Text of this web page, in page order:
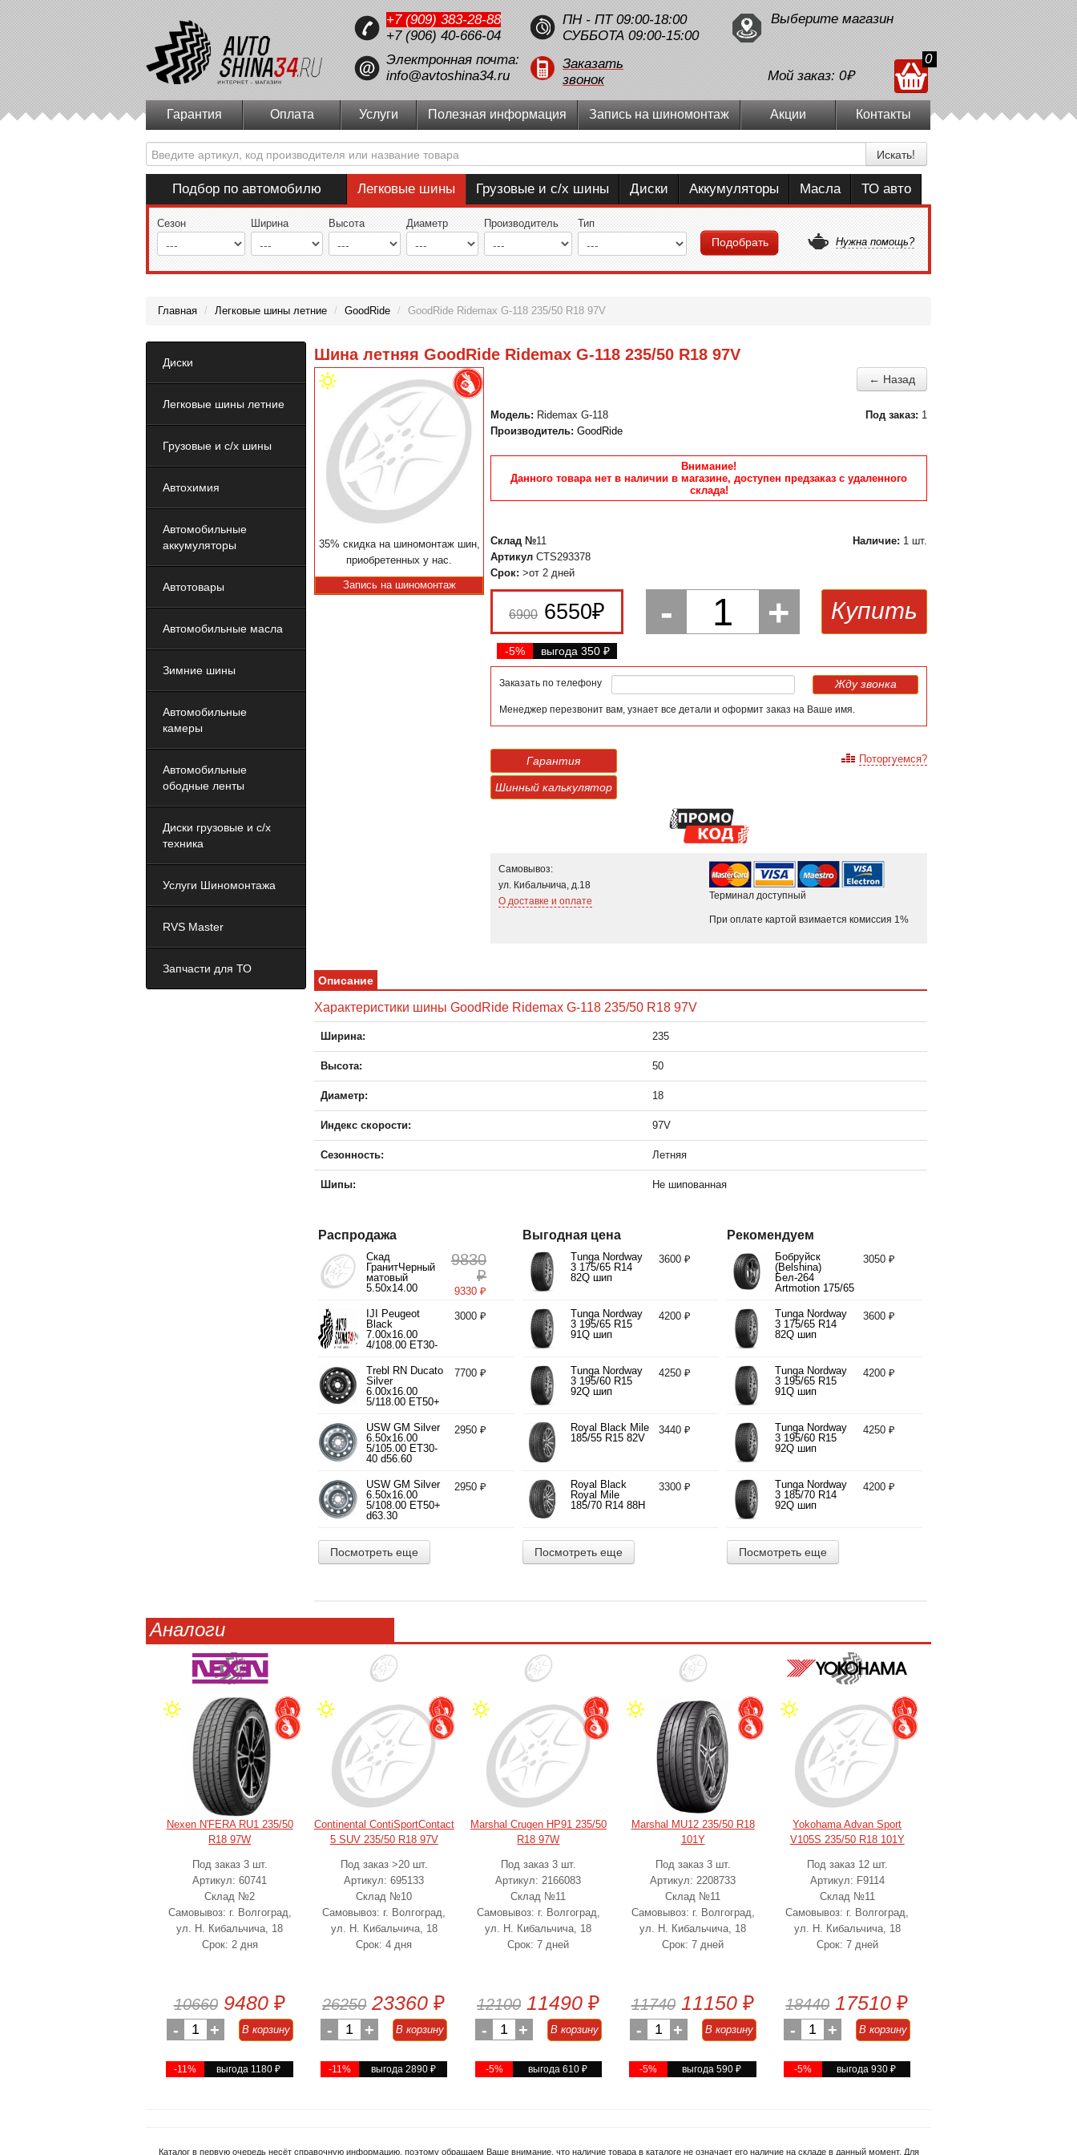
+7 (909) 383-28-88
+7 (906) 40-666-04
Электронная почта:
info@avtoshina34.ru
ПН - ПТ 09:00-18:00
СУББОТА 09:00-15:00
Заказать
звонок
Выберите магазин
Мой заказ: 0₽
0
Гарантия Оплата Услуги Полезная информация Запись на шиномонтаж Акции Контакты
Искать!
Подбор по автомобилю Легковые шины Грузовые и с/х шины Диски Аккумуляторы Масла ТО авто
Сезон Ширина Высота Диаметр Производитель Тип
Подобрать Нужна помощь?
Главная / Легковые шины летние / GoodRide / GoodRide Ridemax G-118 235/50 R18 97V
Диски
Легковые шины летние
Грузовые и с/х шины
Автохимия
Автомобильные
аккумуляторы
Автотовары
Автомобильные масла
Зимние шины
Автомобильные
камеры
Автомобильные
ободные ленты
Диски грузовые и с/х
техника
Услуги Шиномонтажа
RVS Master
Запчасти для ТО
Шина летняя GoodRide Ridemax G-118 235/50 R18 97V
← Назад
35% скидка на шиномонтаж шин,
приобретенных у нас.
Запись на шиномонтаж
Под заказ: 1
Модель: Ridemax G-118
Производитель: GoodRide
Внимание!
Данного товара нет в наличии в магазине, доступен предзаказ с удаленного
склада!
Наличие: 1 шт.
Склад №11
Артикул CTS293378
Срок: >от 2 дней
6900 6550₽
-5% выгода 350 ₽
- 1 + Купить
Заказать по телефону Жду звонка
Менеджер перезвонит вам, узнает все детали и оформит заказ на Ваше имя.
Гарантия
Шинный калькулятор
Поторгуемся?
Самовывоз:
ул. Кибальчича, д.18
О доставке и оплате
Терминал доступный
При оплате картой взимается комиссия 1%
Описание
Характеристики шины GoodRide Ridemax G-118 235/50 R18 97V
Ширина: 235
Высота: 50
Диаметр: 18
Индекс скорости: 97V
Сезонность: Летняя
Шипы: Не шипованная
Распродажа
Скад
ГранитЧерный
матовый
5.50x14.00
d58.60
9830
₽
9330 ₽
IJI Peugeot
Black
7.00x16.00
4/108.00 ET30-
3000 ₽
Trebl RN Ducato
Silver
6.00x16.00
5/118.00 ET50+
7700 ₽
USW GM Silver
6.50x16.00
5/105.00 ET30-
40 d56.60
2950 ₽
USW GM Silver
6.50x16.00
5/108.00 ET50+
d63.30
2950 ₽
Посмотреть еще
Выгодная цена
Tunga Nordway
3 175/65 R14
82Q шип
3600 ₽
Tunga Nordway
3 195/65 R15
91Q шип
4200 ₽
Tunga Nordway
3 195/60 R15
92Q шип
4250 ₽
Royal Black Mile
185/55 R15 82V
3440 ₽
Royal Black
Royal Mile
185/70 R14 88H
3300 ₽
Посмотреть еще
Рекомендуем
Бобруйск
(Belshina)
Бел-264
Artmotion 175/65
3050 ₽
Tunga Nordway
3 175/65 R14
82Q шип
3600 ₽
Tunga Nordway
3 195/65 R15
91Q шип
4200 ₽
Tunga Nordway
3 195/60 R15
92Q шип
4250 ₽
Tunga Nordway
3 185/70 R14
92Q шип
4200 ₽
Посмотреть еще
Аналоги
Nexen N'FERA RU1 235/50
R18 97W
Под заказ 3 шт.
Артикул: 60741
Склад №2
Самовывоз: г. Волгоград,
ул. Н. Кибальчича, 18
Срок: 2 дня
10660 9480 ₽
- 1 + В корзину
-11% выгода 1180₽
Continental ContiSportContact
5 SUV 235/50 R18 97V
Под заказ >20 шт.
Артикул: 695133
Склад №10
Самовывоз: г. Волгоград,
ул. Н. Кибальчича, 18
Срок: 4 дня
26250 23360 ₽
- 1 + В корзину
-11% выгода 2890 ₽
Marshal Crugen HP91 235/50
R18 97W
Под заказ 3 шт.
Артикул: 2166083
Склад №11
Самовывоз: г. Волгоград,
ул. Н. Кибальчича, 18
Срок: 7 дней
12100 11490 ₽
- 1 + В корзину
-5% выгода 610 ₽
Marshal MU12 235/50 R18
101Y
Под заказ 3 шт.
Артикул: 2208733
Склад №11
Самовывоз: г. Волгоград,
ул. Н. Кибальчича, 18
Срок: 7 дней
11740 11150 ₽
- 1 + В корзину
-5% выгода 590₽
Yokohama Advan Sport
V105S 235/50 R18 101Y
Под заказ 12 шт.
Артикул: F9114
Склад №11
Самовывоз: г. Волгоград,
ул. Н. Кибальчича, 18
Срок: 7 дней
18440 17510 ₽
- 1 + В корзину
-5% выгода 930₽
Каталог в первую очередь несёт справочную информацию, поэтому обращаем Ваше внимание, что наличие товара в каталоге не означает его наличие на складе в данный момент. Для